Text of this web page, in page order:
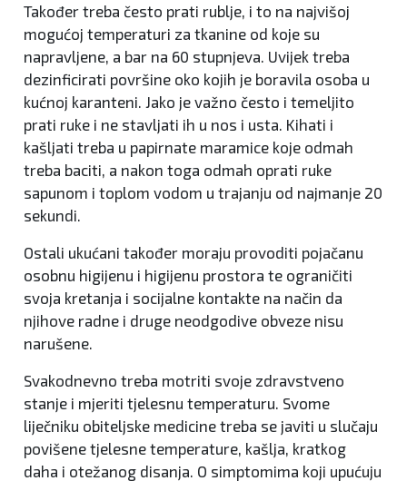
Također treba često prati rublje, i to na najvišoj
mogućoj temperaturi za tkanine od koje su
napravljene, a bar na 60 stupnjeva. Uvijek treba
dezinficirati površine oko kojih je boravila osoba u
kućnoj karanteni. Jako je važno često i temeljito
prati ruke i ne stavljati ih u nos i usta. Kihati i
kašljati treba u papirnate maramice koje odmah
treba baciti, a nakon toga odmah oprati ruke
sapunom i toplom vodom u trajanju od najmanje 20
sekundi.
Ostali ukućani također moraju provoditi pojačanu
osobnu higijenu i higijenu prostora te ograničiti
svoja kretanja i socijalne kontakte na način da
njihove radne i druge neodgodive obveze nisu
narušene.
Svakodnevno treba motriti svoje zdravstveno
stanje i mjeriti tjelesnu temperaturu. Svome
liječniku obiteljske medicine treba se javiti u slučaju
povišene tjelesne temperature, kašlja, kratkog
daha i otežanog disanja. O simptomima koji upućuju